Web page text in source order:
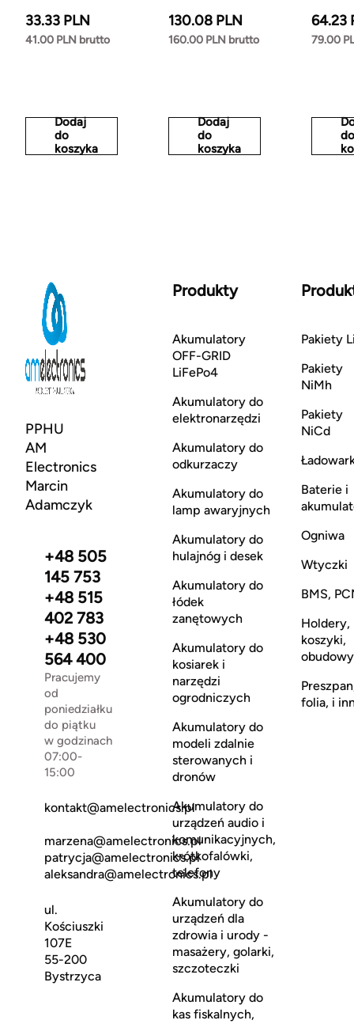
33.33 PLN
41.00 PLN brutto
Dodaj
do
koszyka
130.08 PLN
160.00 PLN brutto
Dodaj
do
koszyka
64.23
79.00
do
PPHU
AM
Electronics
Marcin
Adamczyk
+48 505
145 753
+48 515
402 783
+48 530
564 400
Pracujemy
od
poniedziałku
do piątku
w godzinach
07:00-
15:00
kontakt@amelectronics.pl
marzena@amelectronics.pl
patrycja@amelectronics.pl
aleksandra@amelectronics.pl
ul.
Kościuszki
107E
55-200
Bystrzyca
Produkty
Akumulatory
OFF-GRID
LiFePo4
Akumulatory do
elektronarzędzi
Akumulatory do
odkurzaczy
Akumulatory do
lamp awaryjnych
Akumulatory do
hulajnóg i desek
Akumulatory do
łódek
zanętowych
Akumulatory do
kosiarek i
narzędzi
ogrodniczych
Akumulatory do
modeli zdalnie
sterowanych i
dronów
Akumulatory do
urządzeń audio i
komunikacyjnych,
krótkofalówki,
telefony
Akumulatory do
urządzeń dla
zdrowia i urody -
masażery, golarki,
szczoteczki
Akumulatory do
kas fiskalnych,
Pakiety
Pakiety
NiMh
Pakiety
NiCd
Baterie i
Ogniwa
Wtyczki
BMS,
Holdery,
koszyki,
obudowy
folia, i